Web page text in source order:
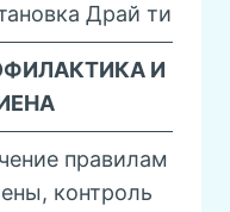
Драй типсы
И
правилам
контроль